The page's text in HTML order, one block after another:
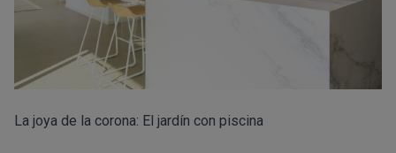
La joya de la corona: El jardín con piscina